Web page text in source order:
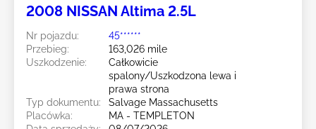
2008 NISSAN Altima 2.5L
Nr pojazdu:
45******
Przebieg:
163,026 mile
Uszkodzenie:
Całkowicie
spalony/Uszkodzona lewa i
prawa strona
Typ dokumentu:
Salvage Massachusetts
Placówka:
MA - TEMPLETON